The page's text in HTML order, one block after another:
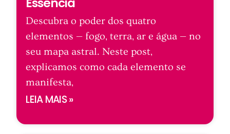
Descubra o poder dos quatro
elementos — fogo, terra, ar e água — no
seu mapa astral. Neste post,
explicamos como cada elemento se
manifesta,
LEIA MAIS »